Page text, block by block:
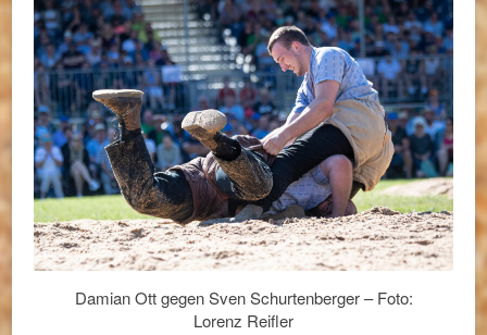
Damian Ott gegen Sven Schurtenberger – Foto:
Lorenz Reifler